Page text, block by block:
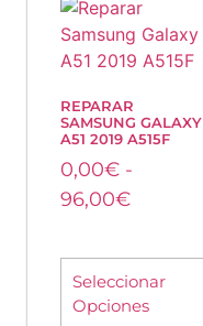
REPARAR
SAMSUNG GALAXY
A51 2019 A515F
0,00€ -
96,00€
Seleccionar
Opciones